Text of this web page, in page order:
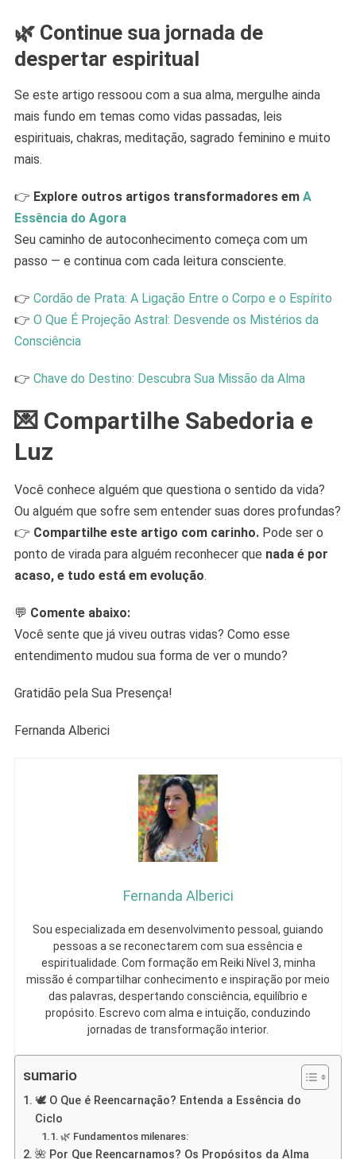
🌿 Continue sua jornada de
despertar espiritual
Se este artigo ressoou com a sua alma, mergulhe ainda
mais fundo em temas como vidas passadas, leis
espirituais, chakras, meditação, sagrado feminino e muito
mais.
👉 Explore outros artigos transformadores em A
Essência do Agora
Seu caminho de autoconhecimento começa com um
passo — e continua com cada leitura consciente.
👉 Cordão de Prata: A Ligação Entre o Corpo e o Espírito
👉 O Que É Projeção Astral: Desvende os Mistérios da
Consciência
👉 Chave do Destino: Descubra Sua Missão da Alma
💌 Compartilhe Sabedoria e
Luz
Você conhece alguém que questiona o sentido da vida?
Ou alguém que sofre sem entender suas dores profundas?
👉 Compartilhe este artigo com carinho.Pode ser o
ponto de virada para alguém reconhecer que nada é por
acaso, e tudo está em evolução.
💬 Comente abaixo:
Você sente que já viveu outras vidas? Como esse
entendimento mudou sua forma de ver o mundo?
Gratidão pela Sua Presença!
Fernanda Alberici
Fernanda Alberici
Sou especializada em desenvolvimento pessoal, guiando
pessoas a se reconectarem com sua essência e
espiritualidade. Com formação em Reiki Nível 3, minha
missão é compartilhar conhecimento e inspiração por meio
das palavras, despertando consciência, equilíbrio e
propósito. Escrevo com alma e intuição, conduzindo
jornadas de transformação interior.
sumario
🕊️ O Que é Reencarnação? Entenda a Essência do
Ciclo
🌿 Fundamentos milenares:
🌺 Por Que Reencarnamos? Os Propósitos da Alma